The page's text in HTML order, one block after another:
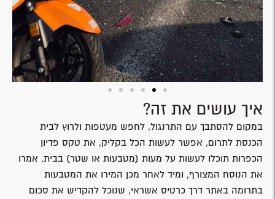
איך עושים את זה?
במקום להסתבך עם התרנגול, לחפש מעטפות ולרוץ לבית
הכנסת לתרום, אפשר לעשות הכל בקליק, את טקס פדיון
הכפרות תוכלו לעשות על מעות (מטבעות או שטר) בבית, אמרו
את הנוסח המצורף, ומיד לאחר מכן המירו את המטבעות
בתרומה באתר דרך כרטיס אשראי, שנוכל להקדיש את סכום